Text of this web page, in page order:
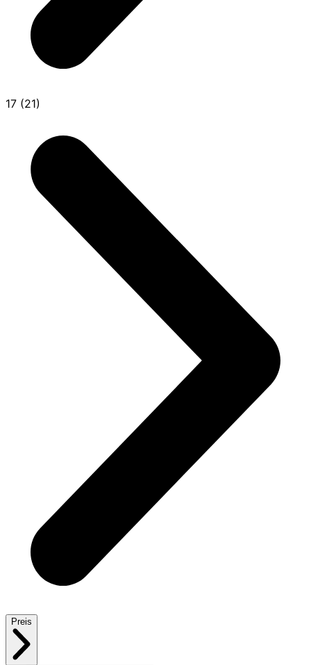
17 (21)
Preis